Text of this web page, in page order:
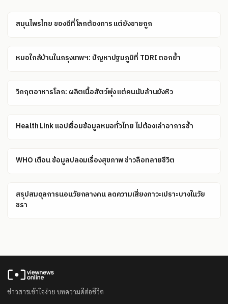
สมุนไพรไทย ของดีที่โลกต้องการ แต่ยังขายถูก
หมอใกล้บ้านในกรุงเทพฯ: ปัญหาปฐมภูมิที่ TDRI ตอกย้ำ
วิกฤตอาหารโลก: ผลิตเนื้อสัตว์พุ่ง แต่คนนับล้านยังหิว
Health Link แอปเชื่อมข้อมูลหมอทั่วไทย ไม่ต้องเล่าอาการซ้ำ
WHO เตือน ข้อมูลปลอมเรื่องสุขภาพ ข่าวลือทลายชีวิต
สรุปสมดุลการนอนวัยกลางคน ลดความเสี่ยงภาวะเปราะบางในวัย
ชรา
ข่าวสารเข้าใจง่าย บทความดีต่อชีวิต